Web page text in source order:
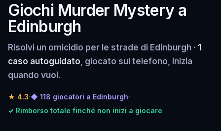
Giochi Murder Mystery a
Edinburgh
Risolvi un omicidio per le strade di Edinburgh · 1
caso autoguidato, giocato sul telefono, inizia
quando vuoi.
★ 4.3·◆ 118 giocatori a Edinburgh·
✓ Rimborso totale finché non inizi a giocare